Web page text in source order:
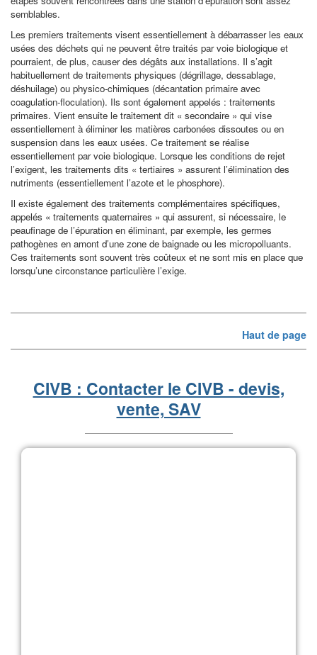
semblables.
Les premiers traitements visent essentiellement à débarrasser les eaux
usées des déchets qui ne peuvent être traités par voie biologique et
pourraient, de plus, causer des dégâts aux installations. Il s’agit
habituellement de traitements physiques (dégrillage, dessablage,
déshuilage) ou physico-chimiques (décantation primaire avec
coagulation-floculation). Ils sont également appelés : traitements
primaires. Vient ensuite le traitement dit « secondaire » qui vise
essentiellement à éliminer les matières carbonées dissoutes ou en
suspension dans les eaux usées. Ce traitement se réalise
essentiellement par voie biologique. Lorsque les conditions de rejet
l’exigent, les traitements dits « tertiaires » assurent l’élimination des
nutriments (essentiellement l’azote et le phosphore).
Il existe également des traitements complémentaires spécifiques,
appelés « traitements quaternaires » qui assurent, si nécessaire, le
peaufinage de l’épuration en éliminant, par exemple, les germes
pathogènes en amont d’une zone de baignade ou les micropolluants.
Ces traitements sont souvent très coûteux et ne sont mis en place que
lorsqu’une circonstance particulière l’exige.
Haut de page
CIVB : Contacter le CIVB - devis,
vente, SAV